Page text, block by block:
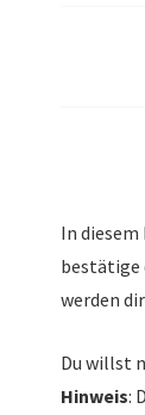
In diesem
bestätige
werden
Du willst
Hinweis: